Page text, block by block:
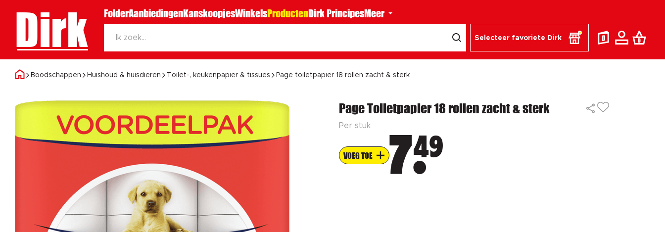
Dirk FolderAanbiedingenKanskoopjesWinkelsProductenDirk PrincipesMeer
Selecteer favoriete Dirk
Boodschappen Huishoud & huisdieren Toilet-, keukenpapier & tissues Page toiletpapier 18 rollen zacht & sterk
Page Toiletpapier 18 rollen zacht & sterk
Per stuk
VOEG TOE 749